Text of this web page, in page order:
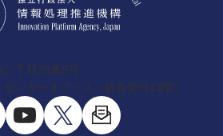
二丁目28番8号
ンターオフィス（総合受付13階）